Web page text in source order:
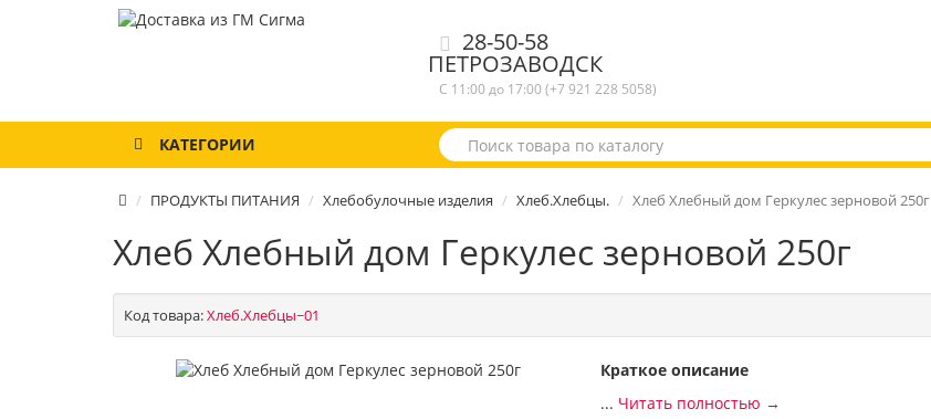
28-50-58
ПЕТРОЗАВОДСК
С 11:00 до 17:00 (+7 921 228 5058)
КАТЕГОРИИ
ПРОДУКТЫ ПИТАНИЯ Хлебобулочные изделия Хлеб.Хлебцы. Хлеб Хлебный дом Геркулес зерновой 250г
Хлеб Хлебный дом Геркулес зерновой 250г
Код товара:Хлеб.Хлебцы~01
Краткое описание
... Читать полностью →